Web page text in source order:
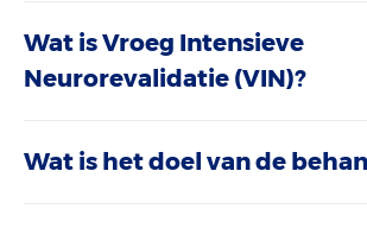
Wat is Vroeg Intensieve
Neurorevalidatie (VIN)?
Wat is het doel van de